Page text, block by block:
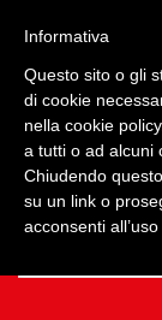
Informativa
Questo sito o gli
di cookie
nella cookie
a tutti o ad alcuni
Chiudendo
su un link o
acconsenti